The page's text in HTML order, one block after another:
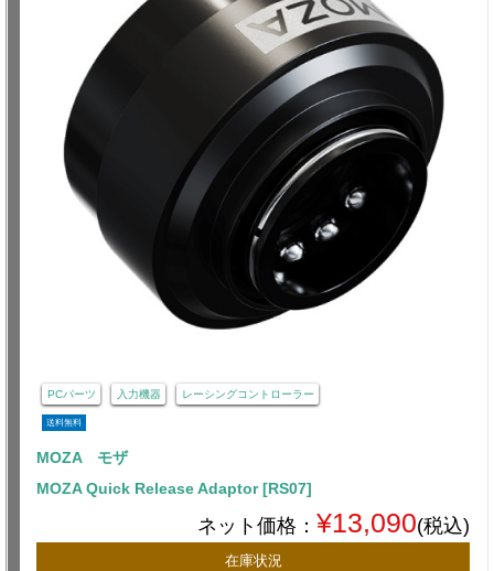
PCパーツ 入力機器 レーシングコントローラー
送料無料
MOZA モザ
MOZA Quick Release Adaptor [RS07]
ネット価格： ¥13,090(税込)
在庫状況